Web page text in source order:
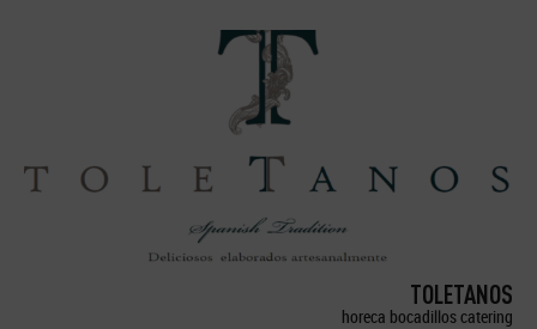
TOLETANOS
horeca bocadillos catering